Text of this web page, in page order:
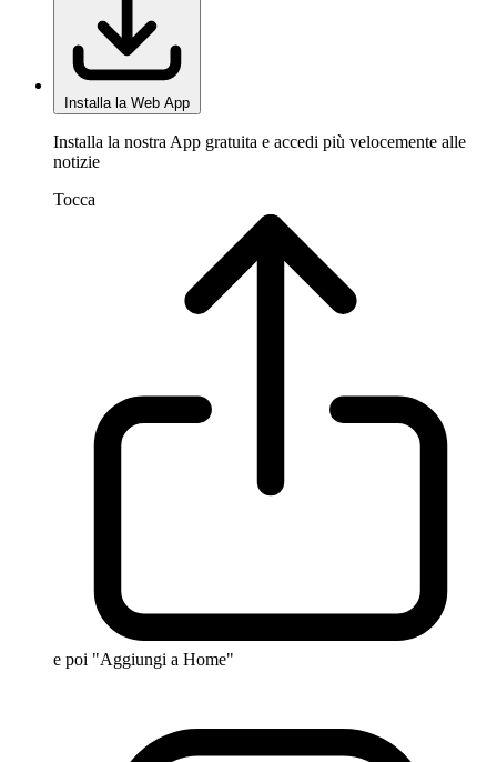
Installa la Web App
Installa la nostra App gratuita e accedi più velocemente alle
notizie
Tocca
e poi "Aggiungi a Home"